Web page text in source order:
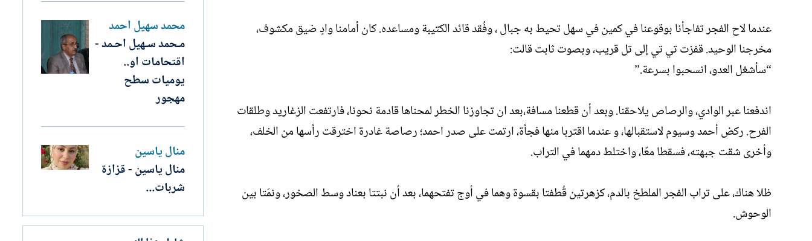
عندما لاح الفجر تفاجأنا بوقوعنا في كمين في سهل تحيط به جبال ، وفُقد قائد الكتيبة ومساعده. كان أمامنا وادٍ ضيق مكشوف،
مخرجنا الوحيد. قفزت تي تي إلى تل قريب، وبصوت ثابت قالت:
“سأشغل العدو، انسحبوا بسرعة.”
اندفعنا عبر الوادي، والرصاص يلاحقنا. وبعد أن قطعنا مسافة،بعد ان تجاوزنا الخطر لمحناها قادمة نحونا، فارتفعت الزغاريد وطلقات
الفرح. ركض أحمد وسيوم لاستقبالها، و عندما اقتربا منها فجأة، ارتمت على صدر احمد؛ رصاصة غادرة اخترقت رأسها من الخلف،
وأخرى شقت جبهته، فسقطا معًا، واختلط دمهما في التراب.
ظلا هناك، على تراب الفجر الملطخ بالدم، كزهرتين قُطفتا بقسوة وهما في أوج تفتحهما، بعد أن نبتتا بعناد وسط الصخور، ونمَتا بين
الوحوش.
محمد سهيل أحمد
مـحمد سـهيل احـمد -
اقتحامات او..
يوميات سطح
مهجور
منال ياسين
منال ياسين - قزازة
شربات...